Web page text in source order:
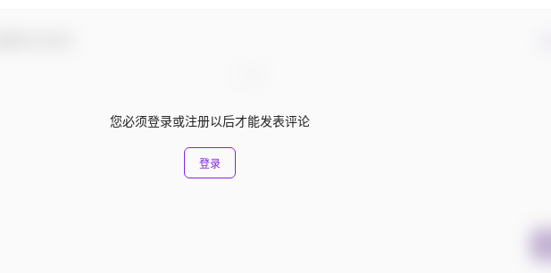
您必须登录或注册以后才能发表评论
登录